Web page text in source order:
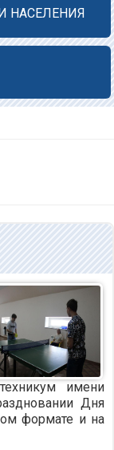
НАСЕЛЕНИЯ
имени
Дня
формате и на